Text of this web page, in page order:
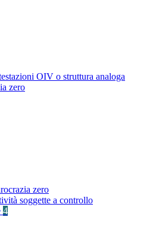
OIV o struttura analoga
zero
zero
soggette a controllo
4